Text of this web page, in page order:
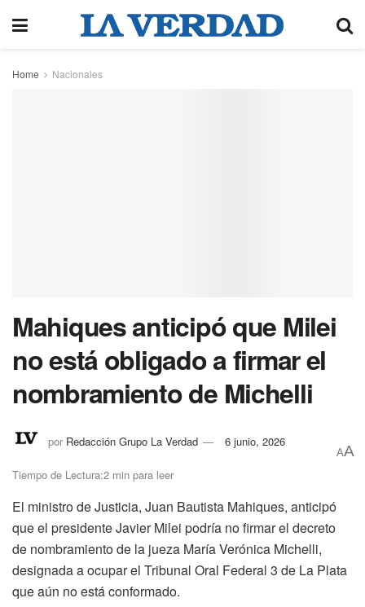
Home Nacionales
Mahiques anticipó que Milei
no está obligado a firmar el
nombramiento de Michelli
por Redacción Grupo La Verdad 6 junio, 2026
Tiempo de Lectura:2 min para leer
AA
El ministro de Justicia, Juan Bautista Mahiques, anticipó
que el presidente Javier Milei podría no firmar el decreto
de nombramiento de la jueza María Verónica Michelli,
designada a ocupar el Tribunal Oral Federal 3 de La Plata
que aún no está conformado.